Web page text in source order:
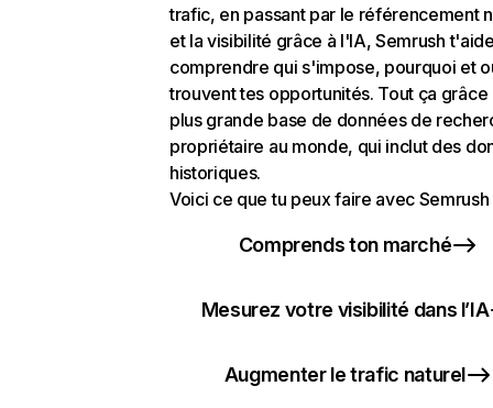
trafic, en passant par le référencement
et la visibilité grâce à l'IA, Semrush
comprendre qui s'impose, pourquoi et
trouvent tes opportunités. Tout ça grâce
plus grande base de données de
propriétaire au monde, qui inclut des
historiques.
Voici ce que tu peux faire avec Semrush
Comprends ton marché
Mesurez votre visibilité dans l’IA
Augmenter le trafic naturel